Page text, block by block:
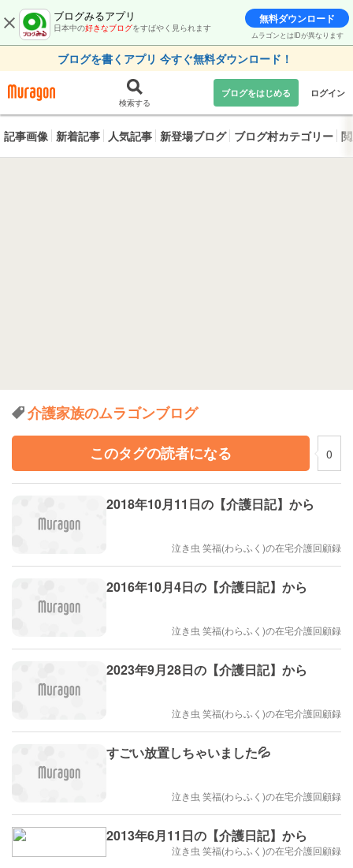
ブログみるアプリ
日本中の好きなブログをすばやく見られます
無料ダウンロード
ムラゴンとはIDが異なります
ブログを書くアプリ 今すぐ無料ダウンロード！
検索する
ブログをはじめる ログイン
記事画像 新着記事 人気記事 新登場ブログ ブログ村カテゴリー
介護家族のムラゴンブログ
このタグの読者になる
0
2018年10月11日の【介護日記】から
泣き虫 笑福(わらふく)の在宅介護回顧録
2016年10月4日の【介護日記】から
泣き虫 笑福(わらふく)の在宅介護回顧録
2023年9月28日の【介護日記】から
泣き虫 笑福(わらふく)の在宅介護回顧録
すごい放置しちゃいました💦
泣き虫 笑福(わらふく)の在宅介護回顧録
2013年6月11日の【介護日記】から
泣き虫 笑福(わらふく)の在宅介護回顧録